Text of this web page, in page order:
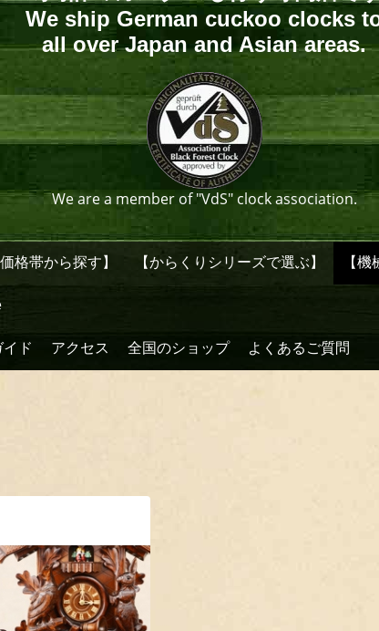
We ship German cuckoo clocks
all over Japan and Asian areas.
We are a member of "VdS" clock association.
格帯から探す】 【からくりシリーズで選ぶ】 【機
ド アクセス 全国のショップ よくあるご質問